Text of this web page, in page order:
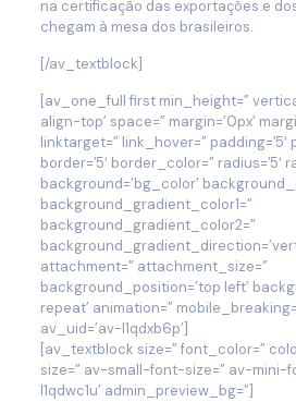
na certificação das exportações e
chegam à mesa dos brasileiros.
[/av_textblock]
[av_one_full first min_height=”
align-top’ space=” margin=’0px’
linktarget=” link_hover=” padding=’5′
border=’5′ border_color=” radius=’5′
background=’bg_color’
background_gradient_color1=”
background_gradient_color2=”
attachment=” attachment_size=”
background_position=’top left’
repeat’ animation=”
av_uid=’av-l1qdxb6p’]
[av_textblock size=” font_color=”
size=” av-small-font-size=” av-mini-
l1qdwc1u’ admin_preview_bg=”]